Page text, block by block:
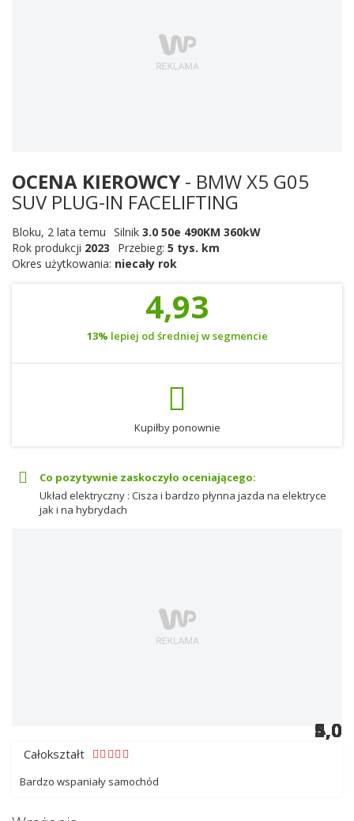
OCENA KIEROWCY - BMW X5 G05
SUV PLUG-IN FACELIFTING
Bloku, 2 lata temu Silnik 3.0 50e 490KM 360kW
Rok produkcji 2023 Przebieg: 5 tys. km
Okres użytkowania: niecały rok
4,93
13% lepiej od średniej w segmencie
Kupiłby ponownie
Co pozytywnie zaskoczyło oceniającego:
Układ elektryczny : Cisza i bardzo płynna jazda na elektryce
jak i na hybrydach
5,0
Całokształt
Bardzo wspaniały samochód
5,0
5,0
5,0
5,0
5,0
4,0
5,0
5,0
5,0
5,0
5,0
5,0
5,0